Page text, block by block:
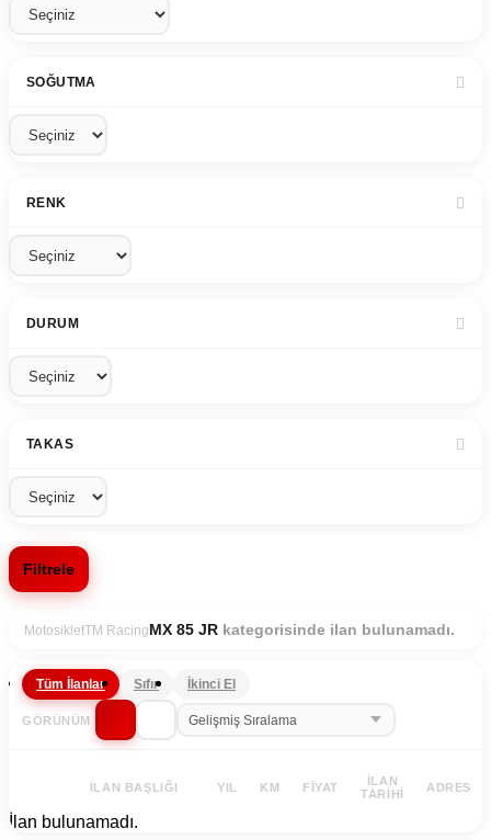
SOĞUTMA
RENK
DURUM
TAKAS
Filtrele
MotosikletTM Racing MX 85 JR kategorisinde ilan bulunamadı.
Tüm İlanlar Sıfır İkinci El
GÖRÜNÜM
İLAN BAŞLIĞI YIL KM FIYAT
İLAN
TARIHI
ADRES
İlan bulunamadı.